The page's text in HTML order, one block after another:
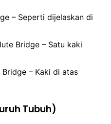
– Seperti dijelaskan di
Bridge – Satu kaki
– Kaki di atas
Tubuh)